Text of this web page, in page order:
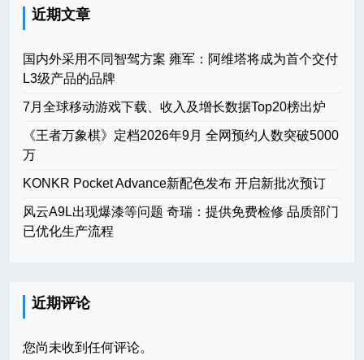
近期文章
国内外采用不同智驾方案 雍军：阿维塔将成为首个交付
L3级产品的品牌
7月全球移动游戏下载、收入及增长数据Top20榜出炉
《王者万象棋》定档2026年9月 全网预约人数突破5000
万
KONKR Pocket Advance新配色发布 开启新批次预订
风云A9L出现爆漆等问题 奇瑞：提供免费检修 品质部门
已优化生产流程
近期评论
您尚未收到任何评论。